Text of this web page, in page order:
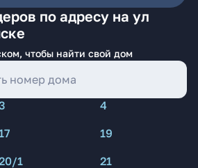
по адресу на ул
чтобы найти свой дом
4
19
1
21